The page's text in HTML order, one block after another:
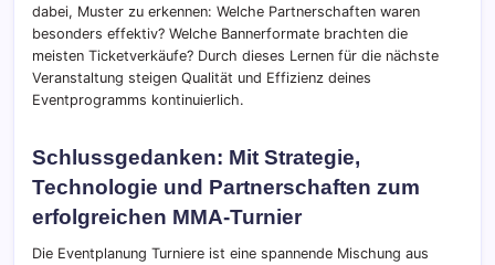
dabei, Muster zu erkennen: Welche Partnerschaften waren
besonders effektiv? Welche Bannerformate brachten die
meisten Ticketverkäufe? Durch dieses Lernen für die nächste
Veranstaltung steigen Qualität und Effizienz deines
Eventprogramms kontinuierlich.
Schlussgedanken: Mit Strategie,
Technologie und Partnerschaften zum
erfolgreichen MMA-Turnier
Die Eventplanung Turniere ist eine spannende Mischung aus